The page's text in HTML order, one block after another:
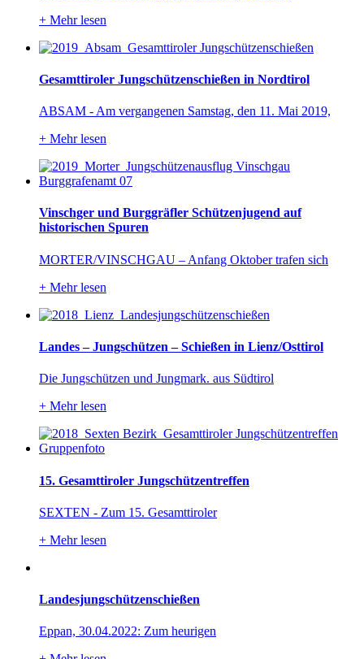
+ Mehr lesen
Gesamttiroler Jungschützenschießen in Nordtirol
ABSAM - Am vergangenen Samstag, den 11. Mai 2019,
+ Mehr lesen
Vinschger und Burggräfler Schützenjugend auf
historischen Spuren
MORTER/VINSCHGAU – Anfang Oktober trafen sich
+ Mehr lesen
Landes – Jungschützen – Schießen in Lienz/Osttirol
Die Jungschützen und Jungmark. aus Südtirol
+ Mehr lesen
15. Gesamttiroler Jungschützentreffen
SEXTEN - Zum 15. Gesamttiroler
+ Mehr lesen
Landesjungschützenschießen
Eppan, 30.04.2022: Zum heurigen